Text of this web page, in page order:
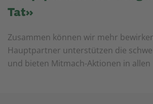
Tat»
Zusammen können wir mehr
Hauptpartner unterstützen die
und bieten Mitmach-Aktionen in allen